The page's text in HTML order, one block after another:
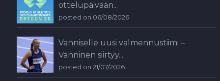
ottelupäivään...
posted on 06/08/2026
Vanniselle uusi valmennustiimi –
Vanninen siirtyy...
posted on 21/07/2026